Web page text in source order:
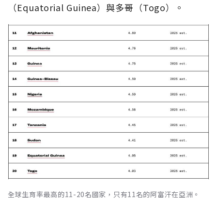
（Equatorial Guinea）與多哥（Togo）。
全球生育率最高的11-20名國家，只有11名的阿富汗在亞洲。